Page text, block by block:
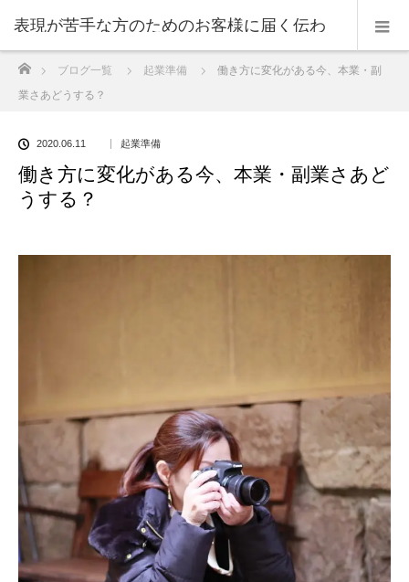
表現が苦手な方のためのお客様に届く伝わ
る表現のコツ
ブログ一覧 起業準備
働き方に変化がある今、本業・副
業さあどうする？
2020.06.11 起業準備
働き方に変化がある今、本業・副業さあど
うする？